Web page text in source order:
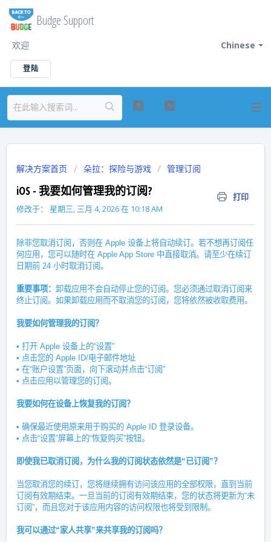
Budge Support
Chinese
欢迎
登陆
解决方案首页 朵拉：探险与游戏 管理订阅
iOS - 我要如何管理我的订阅?
打印
修改于： 星期三, 三月 4, 2026 在 10:18 AM
除非您取消订阅，否则在 Apple 设备上将自动续订。若不想再订阅任
何应用，您可以随时在 Apple App Store 中直接取消。请至少在续订
日期前 24 小时取消订阅。
重要事项： 卸载应用不会自动停止您的订阅。您必须通过取消订阅来
终止订阅。如果卸载应用而不取消您的订阅，您将依然被收取费用。
我要如何管理我的订阅？
• 打开 Apple 设备上的“设置”
• 点击您的 Apple ID/电子邮件地址
• 在“账户设置”页面，向下滚动并点击“订阅”
• 点击应用以管理您的订阅。
我要如何在设备上恢复我的订阅？
• 确保最近使用原来用于购买的 Apple ID 登录设备。
• 点击“设置”屏幕上的“恢复购买”按钮。
即使我已取消订阅，为什么我的订阅状态依然是“已订阅”？
当您取消您的续订，您将继续拥有访问该应用的全部权限，直到当前
订阅有效期结束。一旦当前的订阅有效期结束，您的状态将更新为“未
订阅”，而且您对于该应用内容的访问权限也将受到限制。
我可以通过“家人共享”来共享我的订阅吗？